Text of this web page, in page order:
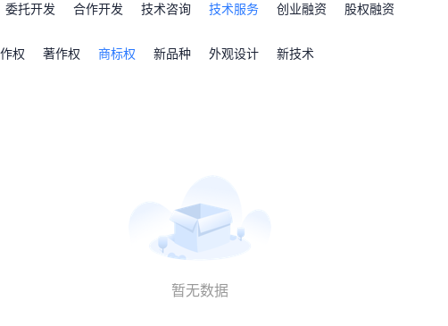
委托开发 合作开发 技术咨询 技术服务 创业融资 股权融资
权 著作权 商标权 新品种 外观设计 新技术
暂无数据